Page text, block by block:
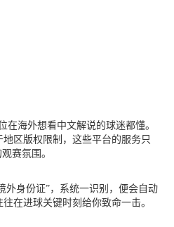
海外想看中文解说的球迷都懂。
区版权限制，这些平台的服务只
赛氛围。
外身份证”，系统一识别，便会自动
在进球关键时刻给你致命一击。